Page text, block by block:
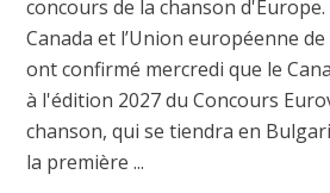
concours de la chanson d'Europe.
Canada et l’Union européenne
ont confirmé mercredi que le
à l'édition 2027 du Concours
chanson, qui se tiendra en
la première ...